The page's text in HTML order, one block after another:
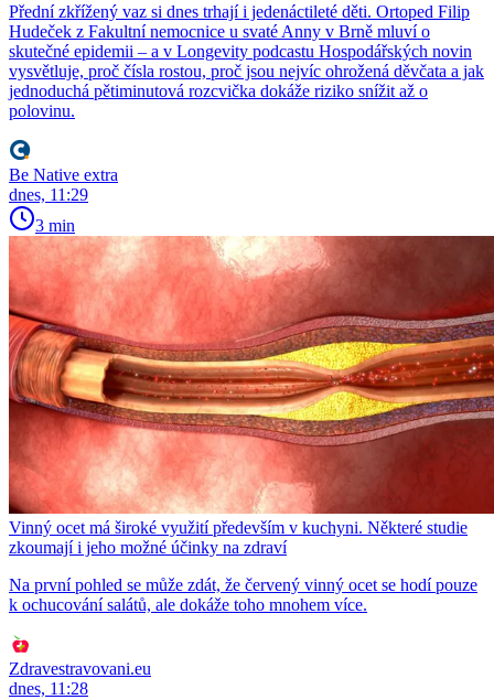
Přední zkřížený vaz si dnes trhají i jedenáctileté děti. Ortoped Filip
Hudeček z Fakultní nemocnice u svaté Anny v Brně mluví o
skutečné epidemii – a v Longevity podcastu Hospodářských novin
vysvětluje, proč čísla rostou, proč jsou nejvíc ohrožená děvčata a jak
jednoduchá pětiminutová rozcvička dokáže riziko snížit až o
polovinu.
Be Native extra
dnes, 11:29
3 min
Vinný ocet má široké využití především v kuchyni. Některé studie
zkoumají i jeho možné účinky na zdraví
Na první pohled se může zdát, že červený vinný ocet se hodí pouze
k ochucování salátů, ale dokáže toho mnohem více.
Zdravestravovani.eu
dnes, 11:28